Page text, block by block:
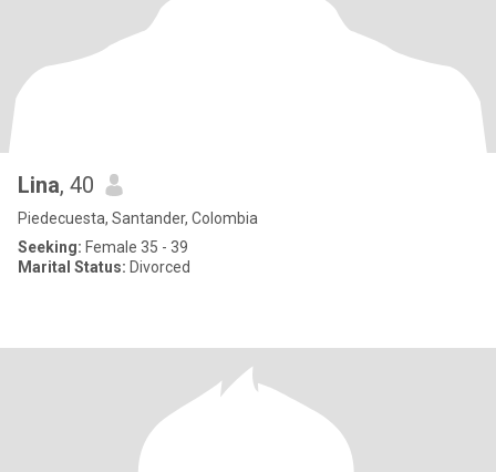
Lina, 40
Piedecuesta, Santander, Colombia
Seeking: Female 35 - 39
Marital Status: Divorced